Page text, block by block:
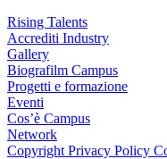
Rising Talents
Accrediti Industry
Gallery
Biografilm Campus
Progetti e formazione
Eventi
Cos’è Campus
Network
Copyright Privacy Policy